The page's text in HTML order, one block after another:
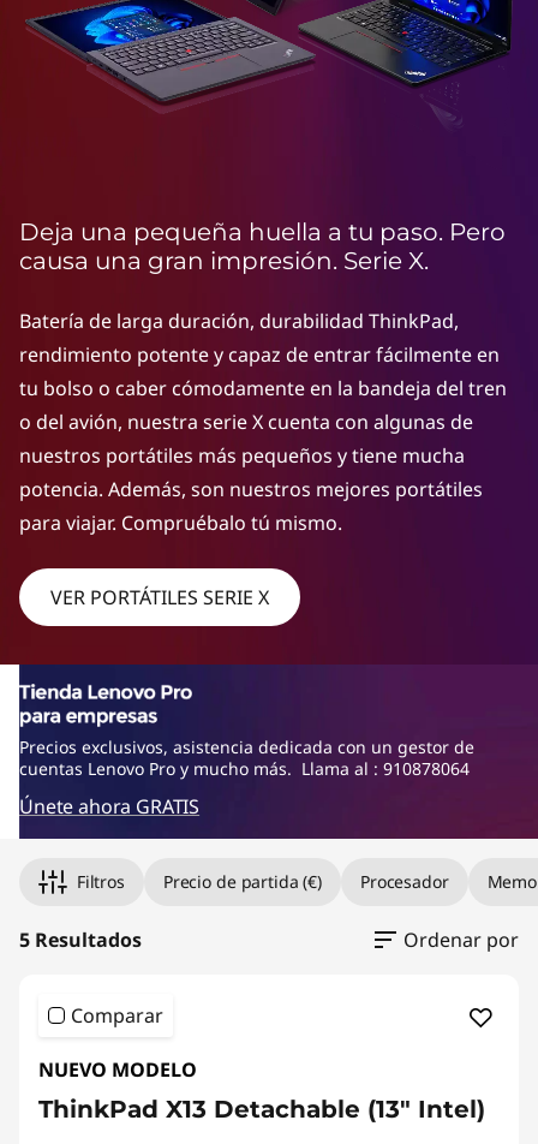
L
g
h
e
L
a
p
p
Deja una pequeña huella a tu paso. Pero
causa una gran impresión. Serie X.
Batería de larga duración, durabilidad ThinkPad,
rendimiento potente y capaz de entrar fácilmente en
tu bolso o caber cómodamente en la bandeja del tren
o del avión, nuestra serie X cuenta con algunas de
nuestros portátiles más pequeños y tiene mucha
potencia. Además, son nuestros mejores portátiles
para viajar. Compruébalo tú mismo.
VER PORTÁTILES SERIE X
Precios exclusivos, asistencia dedicada con un gestor de
cuentas Lenovo Pro y mucho más. Llama al : 910878064
Únete ahora GRATIS
Filtros Precio de partida (€) Procesador
5 Resultados Ordenar por
Comparar
NUEVO MODELO
ThinkPad X13 Detachable (13" Intel)